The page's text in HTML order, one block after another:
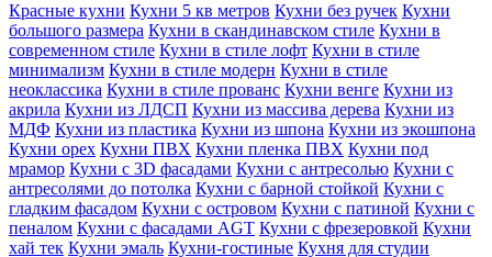
Красные кухни Кухни 5 кв метров Кухни без ручек Кухни
большого размера Кухни в скандинавском стиле Кухни в
современном стиле Кухни в стиле лофт Кухни в стиле
минимализм Кухни в стиле модерн Кухни в стиле
неоклассика Кухни в стиле прованс Кухни венге Кухни из
акрила Кухни из ЛДСП Кухни из массива дерева Кухни из
МДФ Кухни из пластика Кухни из шпона Кухни из экошпона
Кухни орех Кухни ПВХ Кухни пленка ПВХ Кухни под
мрамор Кухни с 3D фасадами Кухни с антресолью Кухни с
антресолями до потолка Кухни с барной стойкой Кухни с
гладким фасадом Кухни с островом Кухни с патиной Кухни с
пеналом Кухни с фасадами AGT Кухни с фрезеровкой Кухни
хай тек Кухни эмаль Кухни-гостиные Кухня для студии